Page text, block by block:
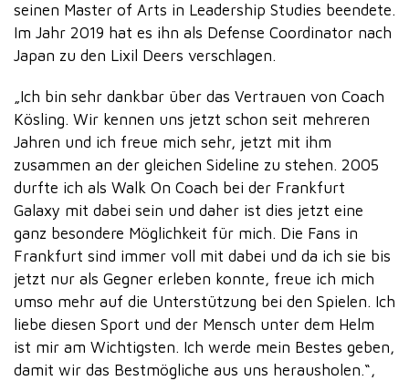
seinen Master of Arts in Leadership Studies beendete.
Im Jahr 2019 hat es ihn als Defense Coordinator nach
Japan zu den Lixil Deers verschlagen.
„Ich bin sehr dankbar über das Vertrauen von Coach
Kösling. Wir kennen uns jetzt schon seit mehreren
Jahren und ich freue mich sehr, jetzt mit ihm
zusammen an der gleichen Sideline zu stehen. 2005
durfte ich als Walk On Coach bei der Frankfurt
Galaxy mit dabei sein und daher ist dies jetzt eine
ganz besondere Möglichkeit für mich. Die Fans in
Frankfurt sind immer voll mit dabei und da ich sie bis
jetzt nur als Gegner erleben konnte, freue ich mich
umso mehr auf die Unterstützung bei den Spielen. Ich
liebe diesen Sport und der Mensch unter dem Helm
ist mir am Wichtigsten. Ich werde mein Bestes geben,
damit wir das Bestmögliche aus uns herausholen.“,